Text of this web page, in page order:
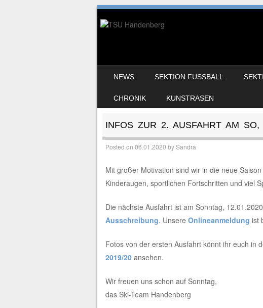
NEWS SEKTION FUSSBALL
CHRONIK KUNSTRASEN
INFOS ZUR 2. AUSFAHRT AM
Posted on 06.01.2020 bySandra
Mit großer Motivation sind wir in die neue
Kinderaugen, sportlichen Fortschritten und viel
Die nächste Ausfahrt ist am Sonntag,
Ausschreibung. Unsere Onlineanmeldung ist
Fotos von der ersten Ausfahrt könnt ihr euch in
2019/20ansehen.
Wir freuen uns schon auf Sonntag,
das Ski-Team Handenberg